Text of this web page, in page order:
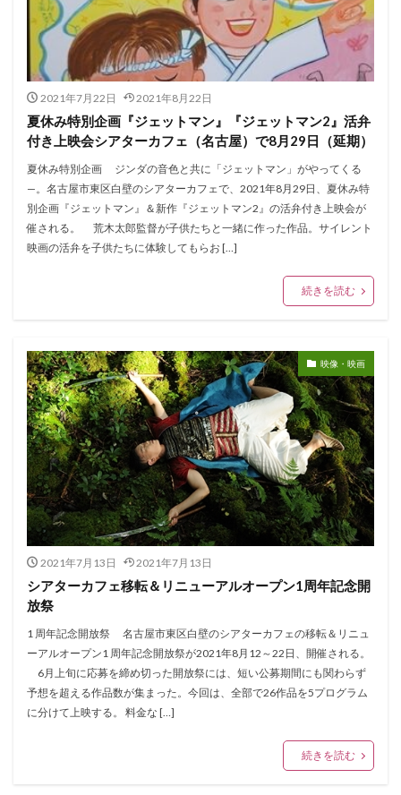
2021年7月22日 2021年8月22日
夏休み特別企画『ジェットマン』『ジェットマン2』活弁
付き上映会シアターカフェ（名古屋）で8月29日（延期）
夏休み特別企画 ジンダの音色と共に「ジェットマン」がやってくる
—。名古屋市東区白壁のシアターカフェで、2021年8月29日、夏休み特
別企画『ジェットマン』＆新作『ジェットマン2』の活弁付き上映会が
催される。 荒木太郎監督が子供たちと一緒に作った作品。サイレント
映画の活弁を子供たちに体験してもらお […]
続きを読む
映像・映画
2021年7月13日 2021年7月13日
シアターカフェ移転＆リニューアルオープン1周年記念開
放祭
1 周年記念開放祭 名古屋市東区白壁のシアターカフェの移転＆リニュ
ーアルオープン1 周年記念開放祭が2021年8月12～22日、開催される。
6月上旬に応募を締め切った開放祭には、短い公募期間にも関わらず
予想を超える作品数が集まった。今回は、全部で26作品を5プログラム
に分けて上映する。 料金な […]
続きを読む